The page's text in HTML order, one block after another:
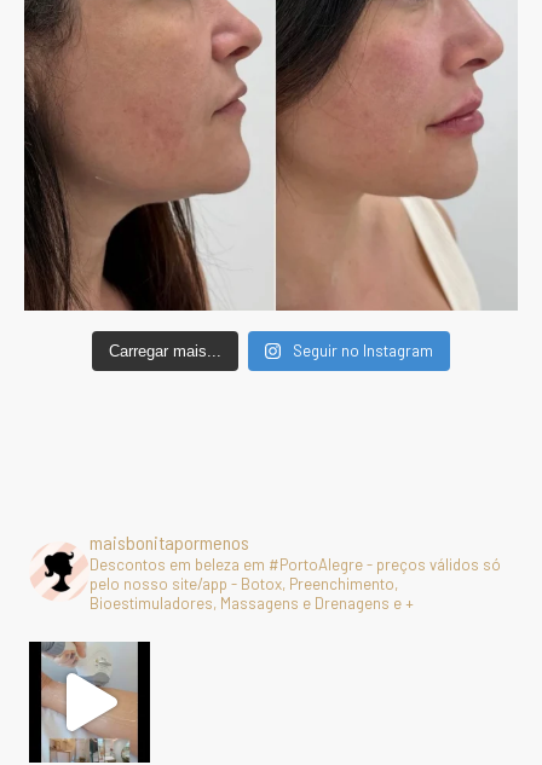
Carregar mais... Seguir no Instagram
maisbonitapormenos
Descontos em beleza em #PortoAlegre - preços válidos só
pelo nosso site/app - Botox, Preenchimento,
Bioestimuladores, Massagens e Drenagens e +